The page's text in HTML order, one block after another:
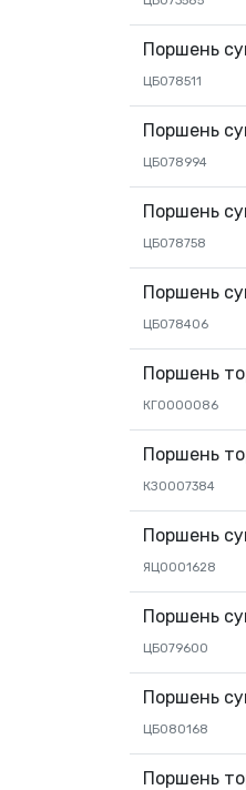
Поршень
ЦБ078511
Поршень
ЦБ078994
Поршень
ЦБ078758
Поршень
ЦБ078406
Поршень
КГ0000086
Поршень
КЗ0007384
Поршень
ЯЦ0001628
Поршень
ЦБ079600
Поршень
ЦБ080168
Поршень